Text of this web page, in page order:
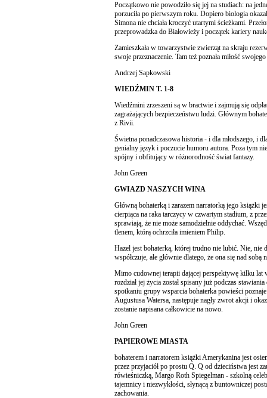
Początkowo nie powodziło się jej na studiach: na
porzuciła po pierwszym roku. Dopiero biologia
Simona nie chciała kroczyć utartymi ścieżkami.
przeprowadzka do Białowieży i początek kariery
Zamieszkała w towarzystwie zwierząt na skraju
swoje przeznaczenie. Tam też poznała miłość
Andrzej Sapkowski
WIEDŹMIN T. 1-8
Wiedźmini zrzeszeni są w bractwie i zajmują się
zagrażających bezpieczeństwu ludzi. Głównym
z Rivii.
Świetna ponadczasowa historia - i dla młodszego, i
genialny język i poczucie humoru autora. Poza tym
spójny i obfitujący w różnorodność świat fantazy.
John Green
GWIAZD NASZYCH WINA
Główną bohaterką i zarazem narratorką jego książki
cierpiąca na raka tarczycy w czwartym stadium, z
sprawiają, że nie może samodzielnie oddychać.
tlenem, którą ochrzciła imieniem Philip.
Hazel jest bohaterką, której trudno nie lubić. Nie, nie
współczuje, ale głównie dlatego, że ona się nad sobą
Mimo cudownej terapii dającej perspektywę kilku lat
rozdział jej życia został spisany już podczas
spotkaniu grupy wsparcia bohaterka powieści poznaje
Augustusa Watersa, następuje nagły zwrot akcji i
zostanie napisana całkowicie na nowo.
John Green
PAPIEROWE MIASTA
bohaterem i narratorem książki Amerykanina jest
przez przyjaciół po prostu Q. Q od dzieciństwa jest
rówieśniczką, Margo Roth Spiegelman - szkolną
tajemnicy i niezwykłości, słynącą z buntowniczej
zachowania.